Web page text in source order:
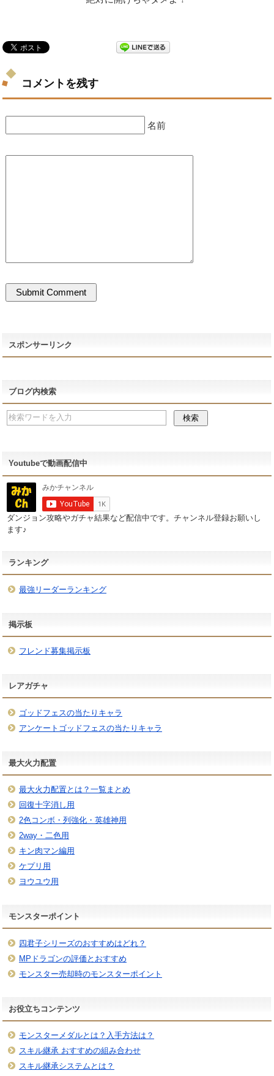
コメントを残す
名前
スポンサーリンク
ブログ内検索
Youtubeで動画配信中
ダンジョン攻略やガチャ結果など配信中です。チャンネル登録お願いし
ます♪
ランキング
最強リーダーランキング
掲示板
フレンド募集掲示板
レアガチャ
ゴッドフェスの当たりキャラ
アンケートゴッドフェスの当たりキャラ
最大火力配置
最大火力配置とは？一覧まとめ
回復十字消し用
2色コンボ・列強化・英雄神用
2way・二色用
キン肉マン編用
ケプリ用
ヨウユウ用
モンスターポイント
四君子シリーズのおすすめはどれ？
MPドラゴンの評価とおすすめ
モンスター売却時のモンスターポイント
お役立ちコンテンツ
モンスターメダルとは？入手方法は？
スキル継承 おすすめの組み合わせ
スキル継承システムとは？